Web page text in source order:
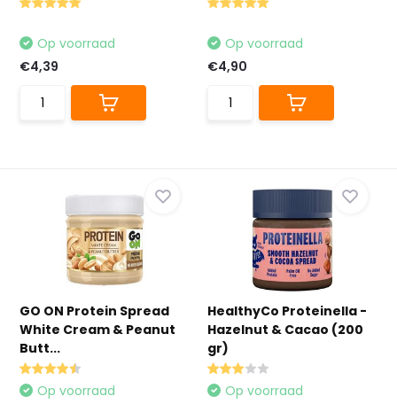
Op voorraad
€4,39
Op voorraad
€4,90
GO ON Protein Spread
White Cream & Peanut
Butt...
Op voorraad
HealthyCo Proteinella -
Hazelnut & Cacao (200
gr)
Op voorraad